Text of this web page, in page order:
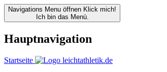
Navigations Menu öffnen Klick mich!
Ich bin das Menü.
Hauptnavigation
Startseite